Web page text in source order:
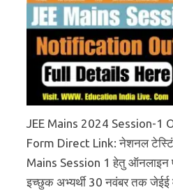
JEE Mains 2024 Session-1
Form Direct Link: नेशनल टेस्टिंग
Mains Session 1 हेतु ऑनलाइन
इच्छुक अभ्यर्थी 30 नवंबर तक